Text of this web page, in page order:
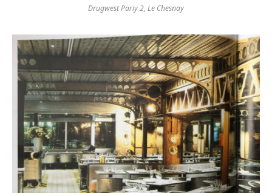
Drugwest Pariy 2, Le Chesnay